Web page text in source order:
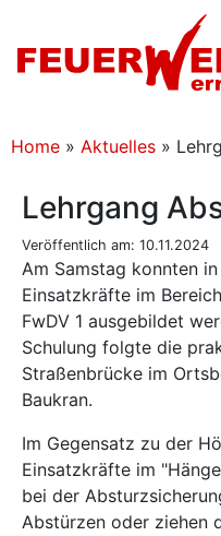
Home » Aktuelles »
Lehrgang
Veröffentlich am: 10.11.2024
Am Samstag konnten
Einsatzkräfte im
FwDV 1 ausgebildet
Schulung folgte die
Straßenbrücke im
Baukran.
Im Gegensatz zu der
Einsatzkräfte im
bei der
Abstürzen oder ziehen